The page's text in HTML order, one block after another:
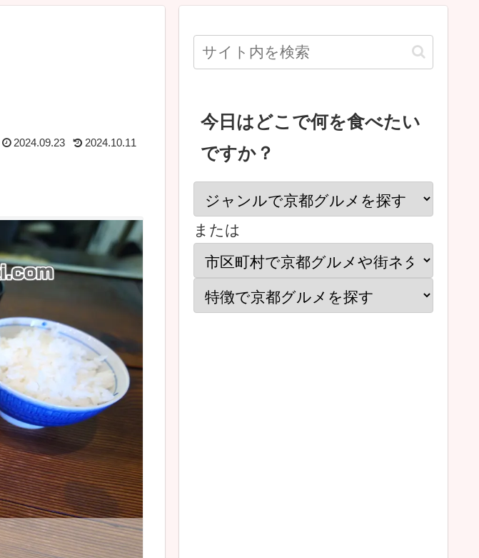
2024.09.23 2024.10.11
今日はどこで何を食べたい
ですか？
または